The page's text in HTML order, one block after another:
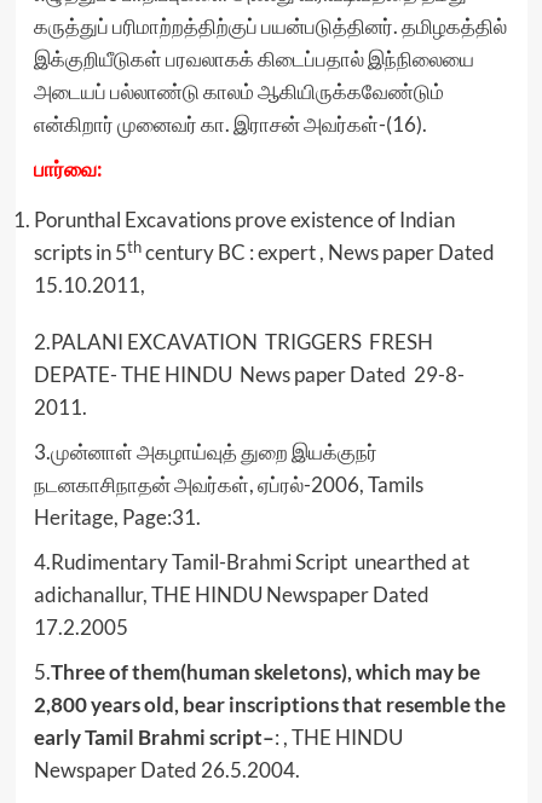
கருத்துப் பரிமாற்றத்திற்குப் பயன்படுத்தினர். தமிழகத்தில்
இக்குறியீடுகள் பரவலாகக் கிடைப்பதால் இந்நிலையை
அடையப் பல்லாண்டு காலம் ஆகியிருக்கவேண்டும்
என்கிறார் முனைவர் கா. இராசன் அவர்கள்-(16).
பார்வை:
Porunthal Excavations prove existence of Indian
scripts in 5thcentury BC : expert , News paper Dated
15.10.2011,
2.PALANI EXCAVATION TRIGGERS FRESH
DEPATE- THE HINDU News paper Dated 29-8-
2011.
3.முன்னாள் அகழாய்வுத் துறை இயக்குநர்
நடனகாசிநாதன் அவர்கள், ஏப்ரல்-2006, Tamils
Heritage, Page:31.
4.Rudimentary Tamil-Brahmi Script unearthed at
adichanallur, THE HINDU Newspaper Dated
17.2.2005
5.Three of them(human skeletons), which may be
2,800 years old, bear inscriptions that resemble the
early Tamil Brahmi script–: , THE HINDU
Newspaper Dated 26.5.2004.